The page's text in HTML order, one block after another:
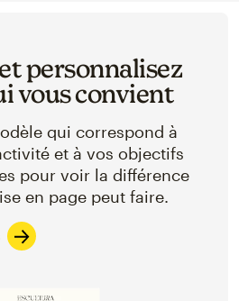
personnalisez
vous convient
qui correspond à
et à vos objectifs
pour voir la différence
en page peut faire.